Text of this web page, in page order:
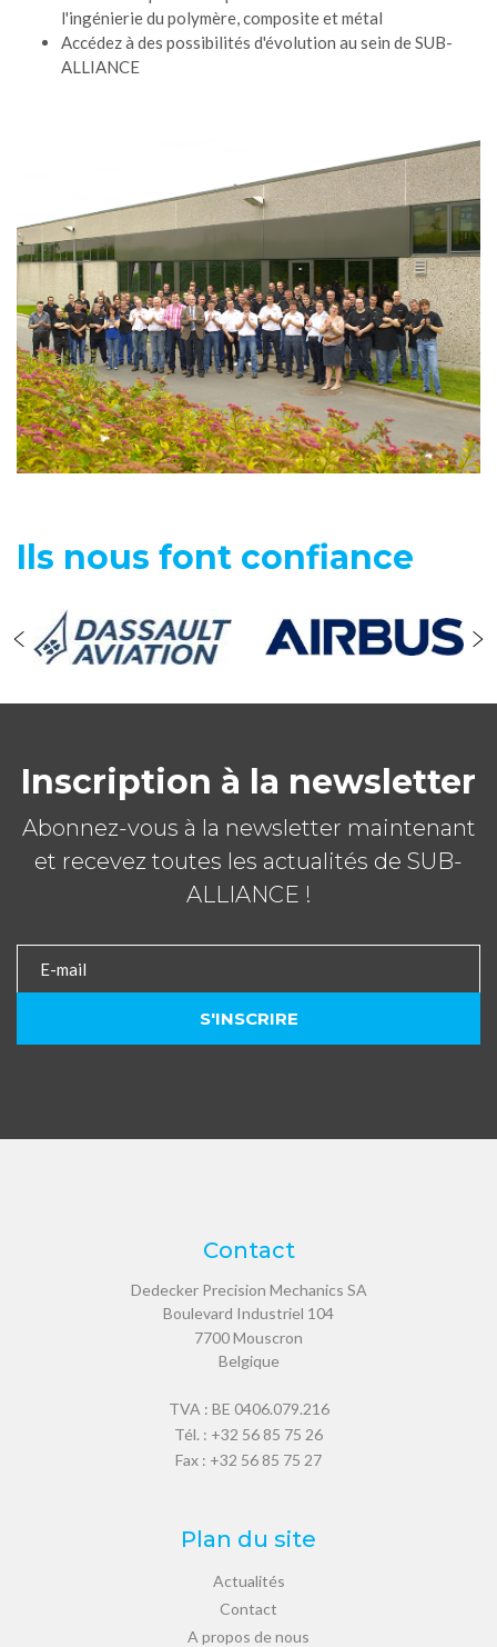
l'ingénierie du polymère, composite et métal
Accédez à des possibilités d'évolution au sein de SUB-
ALLIANCE
Ils nous font confiance
Inscription à la newsletter
Abonnez-vous à la newsletter maintenant
et recevez toutes les actualités de SUB-
ALLIANCE !
Contact
Dedecker Precision Mechanics SA
Boulevard Industriel 104
7700Mouscron
Belgique
TVA : BE 0406.079.216
Tél. : +32 56 85 75 26
Fax : +32 56 85 75 27
Plan du site
Actualités
Contact
A propos de nous